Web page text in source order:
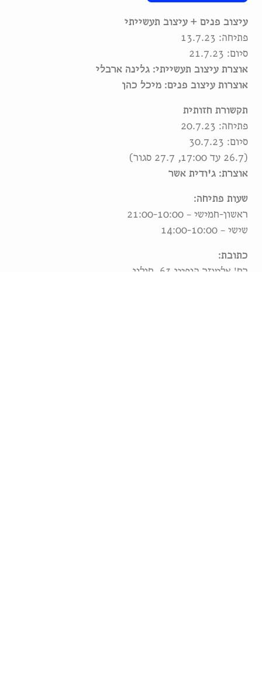
עיצוב פנים + עיצוב תעשייתי
פתיחה: 13.7.23
סיום: 21.7.23
אוצרת עיצוב תעשייתי: גלינה ארבלי
אוצרות עיצוב פנים: מיכל כהן
תקשורת חזותית
פתיחה: 20.7.23
סיום: 30.7.23
(26.7 עד 17:00, 27.7 סגור)
אוצרת: ג'ודית אשר
שעות פתיחה:
ראשון-חמישי – 21:00-10:00
שישי – 14:00-10:00
כתובת:
רח' אליעזר הופיין 63, חולון